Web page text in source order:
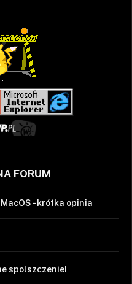
FORUM
- krótka opinia
spolszczenie!